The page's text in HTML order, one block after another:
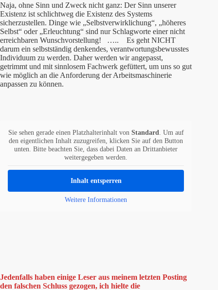
Naja, ohne Sinn und Zweck nicht ganz: Der Sinn unserer
Existenz ist schlichtweg die Existenz des Systems
sicherzustellen. Dinge wie „Selbstverwirklichung“, „höheres
Selbst“ oder „Erleuchtung“ sind nur Schlagworte einer nicht
erreichbaren Wunschvorstellung! ….. Es geht NICHT
darum ein selbstständig denkendes, verantwortungsbewusstes
Individuum zu werden. Daher werden wir angepasst,
getrimmt und mit sinnlosem Fachwerk gefüttert, um uns so gut
wie möglich an die Anforderung der Arbeitsmaschinerie
anpassen zu können.
Sie sehen gerade einen Platzhalterinhalt von Standard
. Um auf
den eigentlichen Inhalt zuzugreifen, klicken Sie auf den Button
unten. Bitte beachten Sie, dass dabei Daten an Drittanbieter
weitergegeben werden.
Inhalt entsperren
Weitere Informationen
Jedenfalls haben einige Leser aus meinem letzten Posting
den falschen Schluss gezogen, ich hielte die